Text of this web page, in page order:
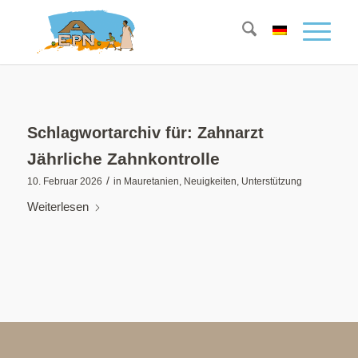
Schlagwortarchiv für: Zahnarzt
Jährliche Zahnkontrolle
10. Februar 2026 / in Mauretanien, Neuigkeiten, Unterstützung
Weiterlesen